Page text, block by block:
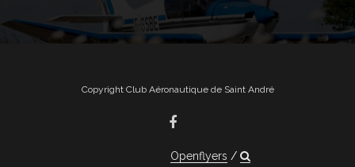
Copyright Club Aéronautique de Saint André
Openflyers